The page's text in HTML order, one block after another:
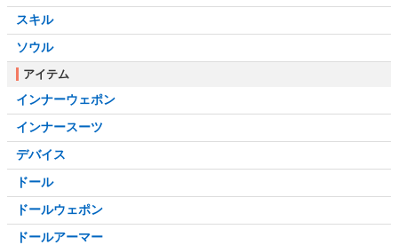
スキル
ソウル
アイテム
インナーウェポン
インナースーツ
デバイス
ドール
ドールウェポン
ドールアーマー